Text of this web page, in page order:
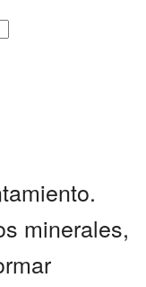
minerales,